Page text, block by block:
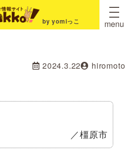
by yomiっこ menu
2024.3.22 hiromoto
／橿原市